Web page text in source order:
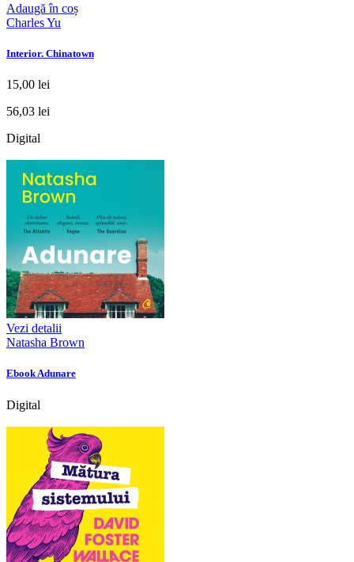
Adaugă în coș
Charles Yu
Interior. Chinatown
15,00 lei
56,03 lei
Digital
Vezi detalii
Natasha Brown
Ebook Adunare
Digital